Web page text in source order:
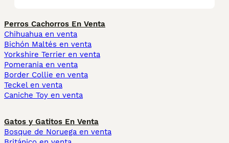
Perros Cachorros En Venta
Chihuahua en venta
Bichón Maltés en venta
Yorkshire Terrier en venta
Pomerania en venta
Border Collie en venta
Teckel en venta
Caniche Toy en venta
Gatos y Gatitos En Venta
Bosque de Noruega en venta